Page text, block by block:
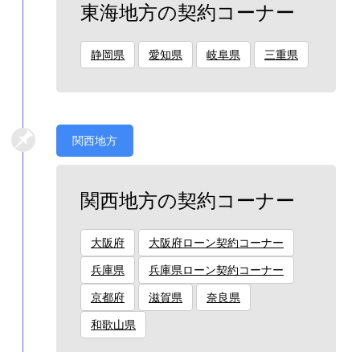
東海地方の契約コーナー
静岡県 愛知県 岐阜県 三重県
関西地方
関西地方の契約コーナー
大阪府 大阪府ローン契約コーナー
兵庫県 兵庫県ローン契約コーナー
京都府 滋賀県 奈良県
和歌山県